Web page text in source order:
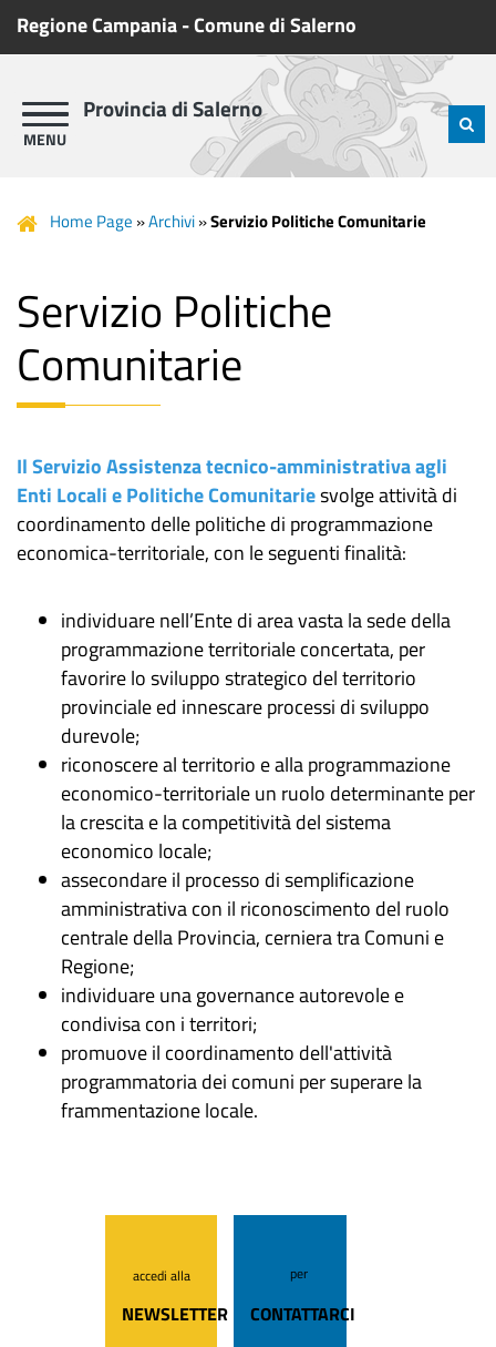
Regione Campania-Comune di Salerno
Provincia di Salerno
Home Page »Archivi»Servizio Politiche Comunitarie
Servizio Politiche
Comunitarie
Il Servizio Assistenza tecnico-amministrativa agli
Enti Locali e Politiche Comunitariesvolge attività di
coordinamento delle politiche di programmazione
economica-territoriale, con le seguenti finalità:
individuare nell’Ente di area vasta la sede della
programmazione territoriale concertata, per
favorire lo sviluppo strategico del territorio
provinciale ed innescare processi di sviluppo
durevole;
riconoscere al territorio e alla programmazione
economico-territoriale un ruolo determinante per
la crescita e la competitività del sistema
economico locale;
assecondare il processo di semplificazione
amministrativa con il riconoscimento del ruolo
centrale della Provincia, cerniera tra Comuni e
Regione;
individuare una governance autorevole e
condivisa con i territori;
promuove il coordinamento dell'attività
programmatoria dei comuni per superare la
frammentazione locale.
accedi alla
NEWSLETTER
per
CONTATTARCI